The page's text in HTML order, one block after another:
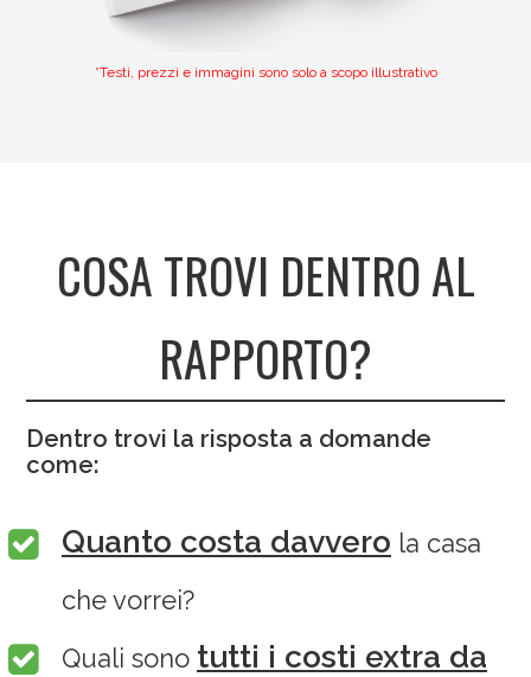
*Testi, prezzi e immagini sono solo a scopo illustrativo
COSA TROVI DENTRO AL
RAPPORTO?
Dentro trovi la risposta a domande
come:
Quanto costa davvero la casa
che vorrei?
Quali sono tutti i costi extra da